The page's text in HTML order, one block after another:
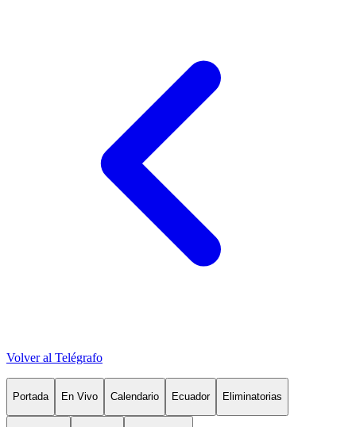
Volver al Telégrafo
Portada En Vivo Calendario Ecuador Eliminatorias